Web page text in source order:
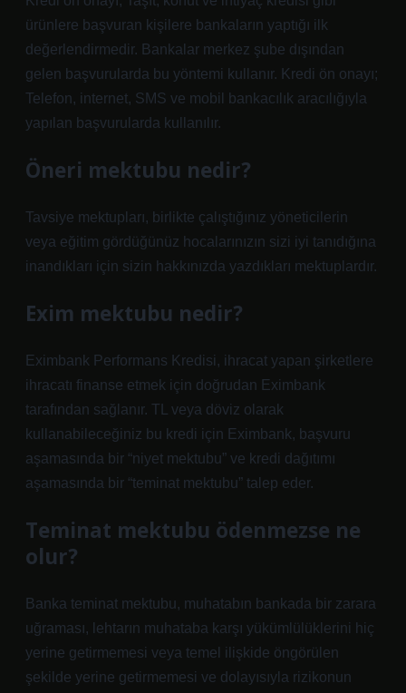
ürünlere başvuran kişilere bankaların yaptığı ilk
değerlendirmedir. Bankalar merkez şube dışından
gelen başvurularda bu yöntemi kullanır. Kredi ön onayı;
Telefon, internet, SMS ve mobil bankacılık aracılığıyla
yapılan başvurularda kullanılır.
Öneri mektubu nedir?
Tavsiye mektupları, birlikte çalıştığınız yöneticilerin
veya eğitim gördüğünüz hocalarınızın sizi iyi tanıdığına
inandıkları için sizin hakkınızda yazdıkları mektuplardır.
Exim mektubu nedir?
Eximbank Performans Kredisi, ihracat yapan şirketlere
ihracatı finanse etmek için doğrudan Eximbank
tarafından sağlanır. TL veya döviz olarak
kullanabileceğiniz bu kredi için Eximbank, başvuru
aşamasında bir “niyet mektubu” ve kredi dağıtımı
aşamasında bir “teminat mektubu” talep eder.
Teminat mektubu ödenmezse ne
olur?
Banka teminat mektubu, muhatabın bankada bir zarara
uğraması, lehtarın muhataba karşı yükümlülüklerini hiç
yerine getirmemesi veya temel ilişkide öngörülen
şekilde yerine getirmemesi ve dolayısıyla rizikonun